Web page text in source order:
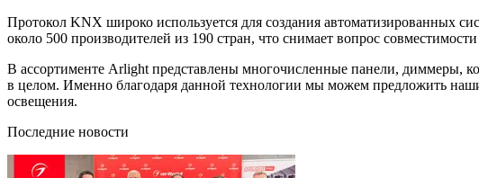
Протокол KNX широко используется для создания автоматизированных
около 500 производителей из 190 стран, что снимает вопрос
В ассортименте Arlight представлены многочисленные панели, диммеры,
в целом. Именно благодаря данной технологии мы можем предложить
освещения.
Последние новости